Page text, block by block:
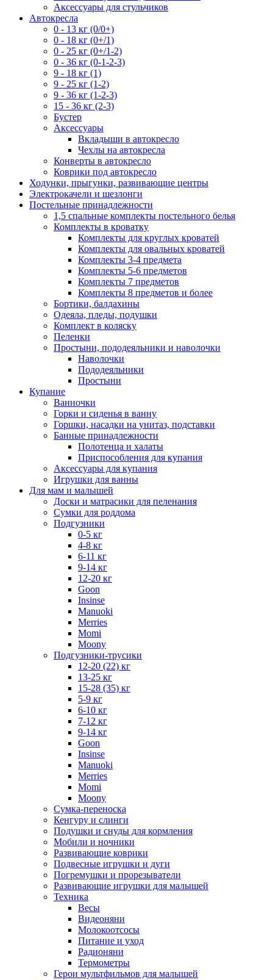
Аксессуары для стульчиков
Автокресла
0 - 13 кг (0/0+)
0 - 18 кг (0+/1)
0 - 25 кг (0+/1-2)
0 - 36 кг (0-1-2-3)
9 - 18 кг (1)
9 - 25 кг (1-2)
9 - 36 кг (1-2-3)
15 - 36 кг (2-3)
Бустер
Аксессуары
Вкладыши в автокресло
Чехлы на автокресла
Конверты в автокресло
Коврики под автокресло
Ходунки, прыгунки, развивающие центры
Электрокачели и шезлонги
Постельные принадлежности
1,5 спальные комплекты постельного белья
Комплекты в кроватку
Комплекты для круглых кроватей
Комплекты для овальных кроватей
Комплекты 3-4 предмета
Комплекты 5-6 предметов
Комплекты 7 предметов
Комплекты 8 предметов и более
Бортики, балдахины
Одеяла, пледы, подушки
Комплект в коляску
Пеленки
Простыни, пододеяльники и наволочки
Наволочки
Пододеяльники
Простыни
Купание
Ванночки
Горки и сиденья в ванну
Горшки, насадки на унитаз, подставки
Банные принадлежности
Полотенца и халаты
Приспособления для купания
Аксессуары для купания
Игрушки для ванны
Для мам и малышей
Доски и матрасики для пеленания
Сумки для роддома
Подгузники
0-5 кг
4-8 кг
6-11 кг
9-14 кг
12-20 кг
Goon
Insinse
Manuoki
Merries
Momi
Moony
Подгузники-трусики
12-20 (22) кг
13-25 кг
15-28 (35) кг
5-9 кг
6-10 кг
7-12 кг
9-14 кг
Goon
Insinse
Manuoki
Merries
Momi
Moony
Сумка-переноска
Кенгуру и слинги
Подушки и снуды для кормления
Мобили и ночники
Развивающие коврики
Подвесные игрушки и дуги
Погремушки и прорезыватели
Развивающие игрушки для малышей
Техника
Весы
Видеоняни
Молокоотсосы
Питание и уход
Радионяни
Термометры
Герои мультфильмов для малышей